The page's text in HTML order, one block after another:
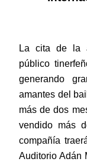
La cita de la
público
generando
amantes del
más dedos
vendido más
compañía
Auditorio Adán